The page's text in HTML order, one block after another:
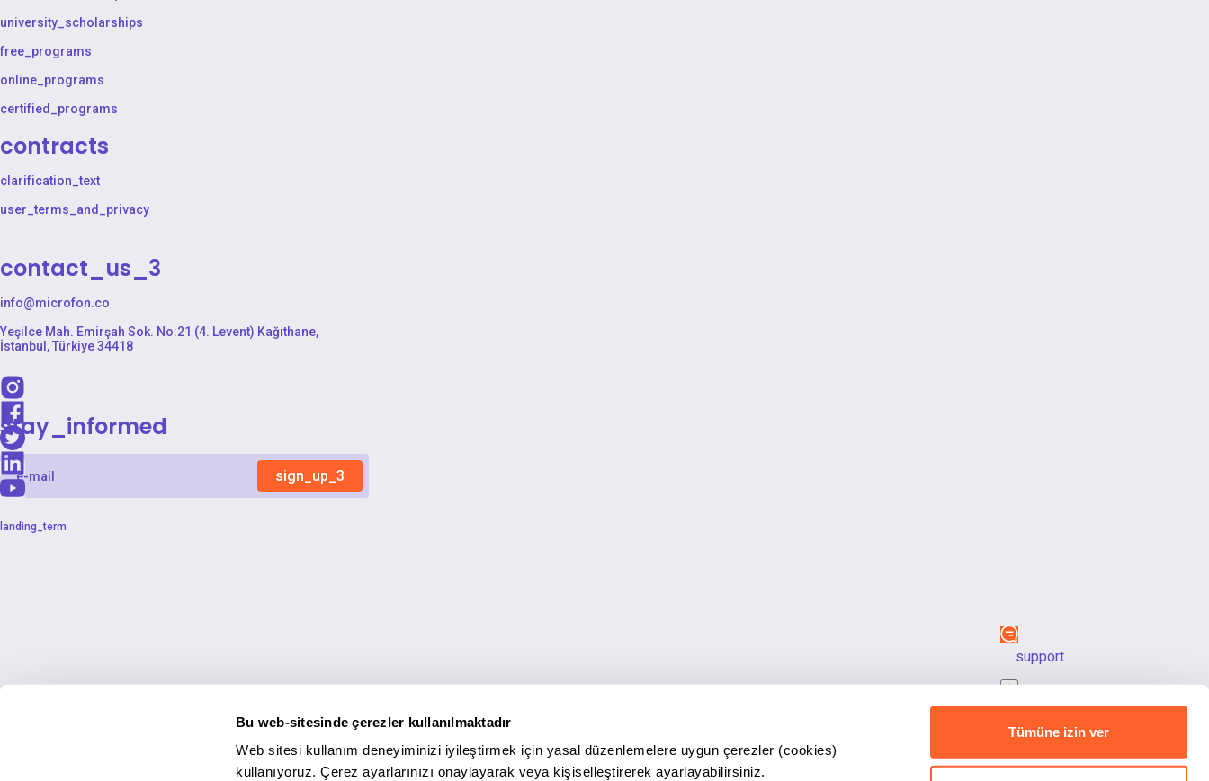
Bu web-sitesinde çerezler kullanılmaktadır
Web sitesi kullanım deneyiminizi iyileştirmek için yasal düzenlemelere uygun çerezler (cookies)
kullanıyoruz. Çerez ayarlarınızı onaylayarak veya kişiselleştirerek ayarlayabilirsiniz.
Tümüne izin ver
university_scholarships
free_programs
online_programs
certified_programs
contracts
clarification_text
user_terms_and_privacy
contact_us_3
info@microfon.co
Yeşilce Mah. Emirşah Sok. No:21 (4. Levent) Kağıthane,
İstanbul, Türkiye 34418
stay_informed
sign_up_3
landing_term
support